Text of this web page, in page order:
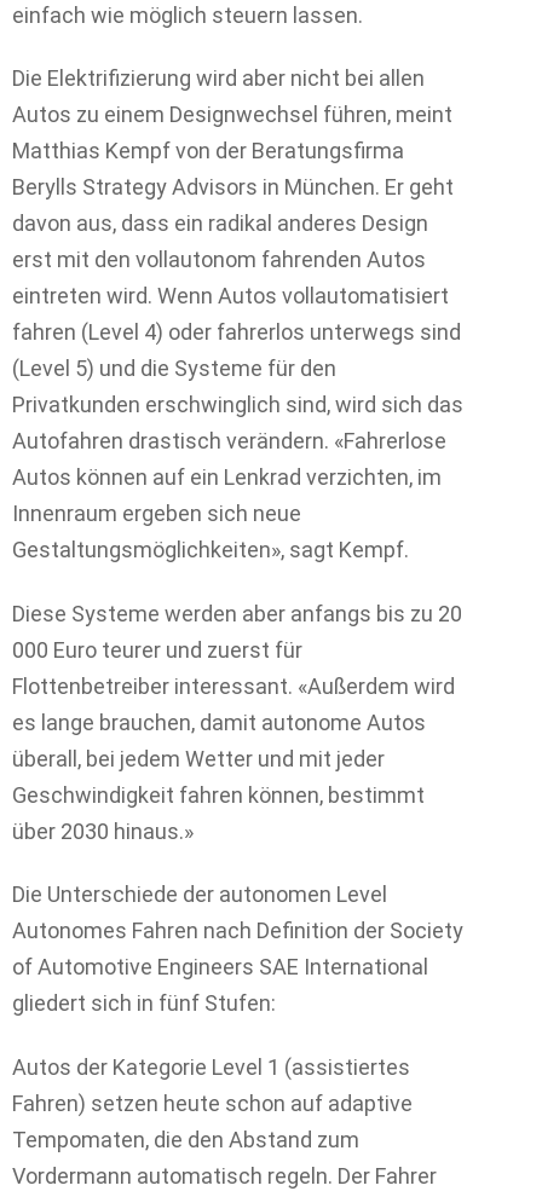
einfach wie möglich steuern lassen.
Die Elektrifizierung wird aber nicht bei allen
Autos zu einem Designwechsel führen, meint
Matthias Kempf von der Beratungsfirma
Berylls Strategy Advisors in München. Er geht
davon aus, dass ein radikal anderes Design
erst mit den vollautonom fahrenden Autos
eintreten wird. Wenn Autos vollautomatisiert
fahren (Level 4) oder fahrerlos unterwegs sind
(Level 5) und die Systeme für den
Privatkunden erschwinglich sind, wird sich das
Autofahren drastisch verändern. «Fahrerlose
Autos können auf ein Lenkrad verzichten, im
Innenraum ergeben sich neue
Gestaltungsmöglichkeiten», sagt Kempf.
Diese Systeme werden aber anfangs bis zu 20
000 Euro teurer und zuerst für
Flottenbetreiber interessant. «Außerdem wird
es lange brauchen, damit autonome Autos
überall, bei jedem Wetter und mit jeder
Geschwindigkeit fahren können, bestimmt
über 2030 hinaus.»
Die Unterschiede der autonomen Level
Autonomes Fahren nach Definition der Society
of Automotive Engineers SAE International
gliedert sich in fünf Stufen:
Autos der Kategorie Level 1 (assistiertes
Fahren) setzen heute schon auf adaptive
Tempomaten, die den Abstand zum
Vordermann automatisch regeln. Der Fahrer